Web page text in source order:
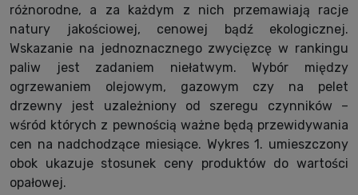
różnorodne, a za każdym z nich przemawiają racje
natury jakościowej, cenowej bądź ekologicznej.
Wskazanie na jednoznacznego zwycięzcę w rankingu
paliw jest zadaniem niełatwym. Wybór między
ogrzewaniem olejowym, gazowym czy na pelet
drzewny jest uzależniony od szeregu czynników –
wśród których z pewnością ważne będą przewidywania
cen na nadchodzące miesiące. Wykres 1. umieszczony
obok ukazuje stosunek ceny produktów do wartości
opałowej.